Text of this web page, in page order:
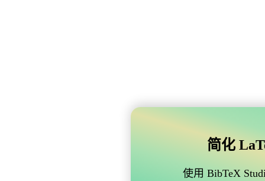
简化
使用 BibTeX